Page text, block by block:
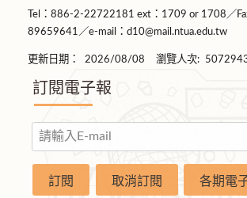
Tel：886-2-22722181 ext：1709 or 1708／
89659641／e-mail：d10@mail.ntua.edu.tw
更新日期： 2026/08/08 瀏覽人次:
訂閱電子報